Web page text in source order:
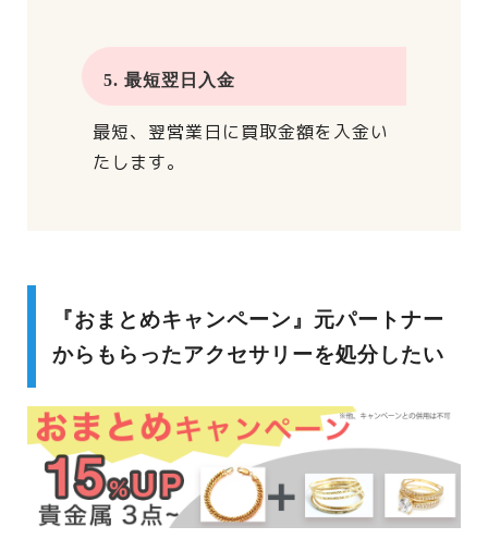
5. 最短翌日入金
最短、翌営業日に買取金額を入金い
たします。
『おまとめキャンペーン』元パートナー
からもらったアクセサリーを処分したい